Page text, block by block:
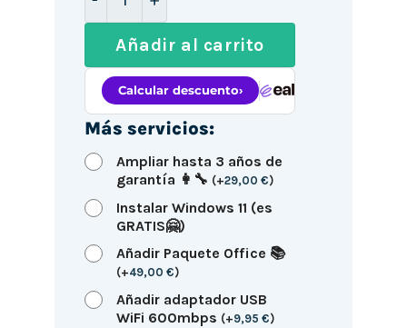
Añadir al carrito
Más servicios:
Ampliar hasta 3 años de
garantía 👩‍🔧 (+29,00 €)
Instalar Windows 11 (es
GRATIS🤗)
Añadir Paquete Office 📚
(+49,00 €)
Añadir adaptador USB
WiFi 600mbps (+9,95 €)